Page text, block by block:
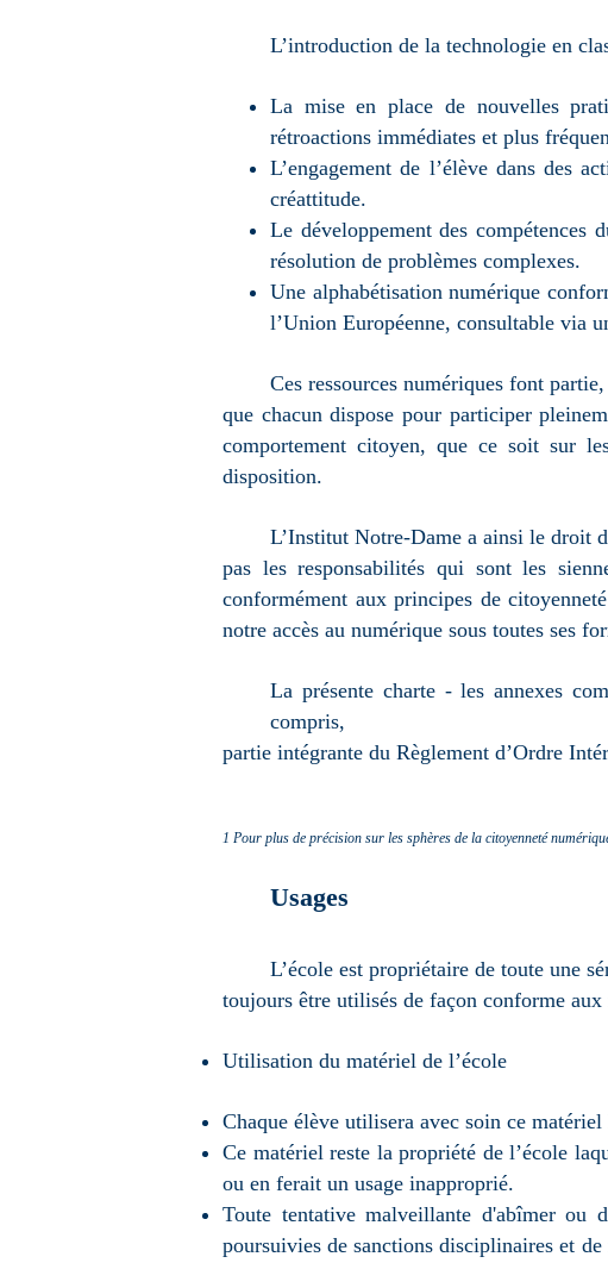
L’introduction de la technologie en
La mise en place de nouvelles
rétroactions immédiates et plus
L’engagement de l’élève dans des
créattitude.
Le développement des
résolution de problèmes complexes.
Une alphabétisation numérique
l’Union Européenne, consultable via
Ces ressources numériques font
que chacun dispose pour participer
comportement citoyen, que ce soit sur
disposition.
L’Institut Notre-Dame a ainsi le droit
pas les responsabilités qui sont les
conformément aux principes de
notre accès au numérique sous toutes ses
La présente charte - les annexes
compris,
partie intégrante du Règlement d’Ordre
1 Pour plus de précision sur les sphères de la citoyenneté
Usages
L’école est propriétaire de toute une
toujours être utilisés de façon conforme aux
Utilisation du matériel de l’école
Chaque élève utilisera avec soin ce
Ce matériel reste la propriété de l’école
ou en ferait un usage inapproprié.
Toute tentative malveillante d'abîmer ou
poursuivies de sanctions disciplinaires et